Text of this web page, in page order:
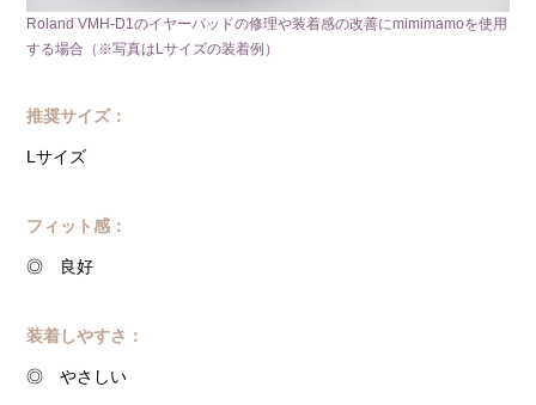
Roland VMH-D1のイヤーパッドの修理や装着感の改善にmimimamoを使用
する場合（※写真はLサイズの装着例）
推奨サイズ：
Lサイズ
フィット感：
◎ 良好
装着しやすさ：
◎ やさしい